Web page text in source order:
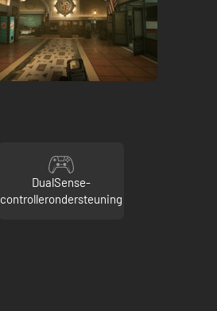
DualSense-
controllerondersteuning